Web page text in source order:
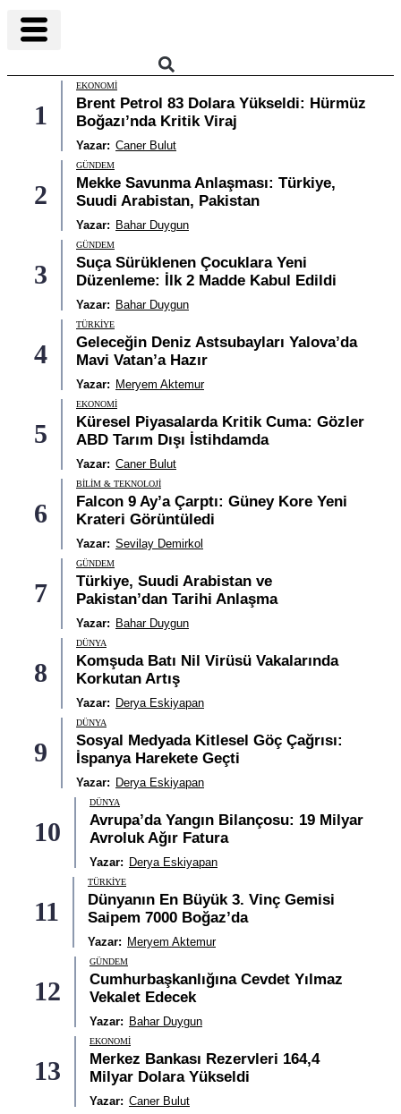
1
EKONOMI
Brent Petrol 83 Dolara Yükseldi: Hürmüz
Boğazı’nda Kritik Viraj
Yazar: Caner Bulut
2
GÜNDEM
Mekke Savunma Anlaşması: Türkiye,
Suudi Arabistan, Pakistan
Yazar: Bahar Duygun
3
GÜNDEM
Suça Sürüklenen Çocuklara Yeni
Düzenleme: İlk 2 Madde Kabul Edildi
Yazar: Bahar Duygun
4
TÜRKIYE
Geleceğin Deniz Astsubayları Yalova’da
Mavi Vatan’a Hazır
Yazar: Meryem Aktemur
5
EKONOMI
Küresel Piyasalarda Kritik Cuma: Gözler
ABD Tarım Dışı İstihdamda
Yazar: Caner Bulut
6
BILIM & TEKNOLOJI
Falcon 9 Ay’a Çarptı: Güney Kore Yeni
Krateri Görüntüledi
Yazar: Sevilay Demirkol
7
GÜNDEM
Türkiye, Suudi Arabistan ve
Pakistan’dan Tarihi Anlaşma
Yazar: Bahar Duygun
8
DÜNYA
Komşuda Batı Nil Virüsü Vakalarında
Korkutan Artış
Yazar: Derya Eskiyapan
9
DÜNYA
Sosyal Medyada Kitlesel Göç Çağrısı:
İspanya Harekete Geçti
Yazar: Derya Eskiyapan
10
DÜNYA
Avrupa’da Yangın Bilançosu: 19 Milyar
Avroluk Ağır Fatura
Yazar: Derya Eskiyapan
11
TÜRKIYE
Dünyanın En Büyük 3. Vinç Gemisi
Saipem 7000 Boğaz’da
Yazar: Meryem Aktemur
12
GÜNDEM
Cumhurbaşkanlığına Cevdet Yılmaz
Vekalet Edecek
Yazar: Bahar Duygun
13
EKONOMI
Merkez Bankası Rezervleri 164,4
Milyar Dolara Yükseldi
Yazar: Caner Bulut